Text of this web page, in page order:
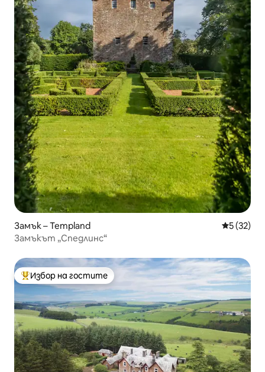
Замък – Templand Средна
5 (32)
Замъкът „Спедлинс“
Най-популярен избор на гостите
Избор на гостите